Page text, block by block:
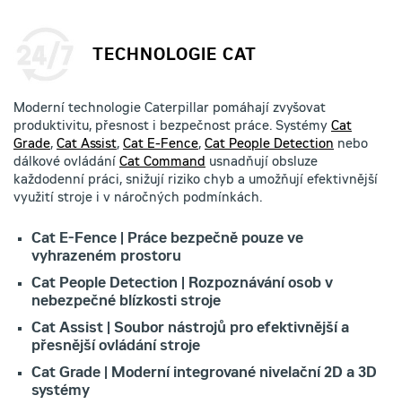
TECHNOLOGIE CAT
Moderní technologie Caterpillar pomáhají zvyšovat
produktivitu, přesnost i bezpečnost práce. Systémy Cat
Grade, Cat Assist, Cat E-Fence, Cat People Detection nebo
dálkové ovládání Cat Command usnadňují obsluze
každodenní práci, snižují riziko chyb a umožňují efektivnější
využití stroje i v náročných podmínkách.
Cat E-Fence | Práce bezpečně pouze ve
vyhrazeném prostoru
Cat People Detection | Rozpoznávání osob v
nebezpečné blízkosti stroje
Cat Assist | Soubor nástrojů pro efektivnější a
přesnější ovládání stroje
Cat Grade | Moderní integrované nivelační 2D a 3D
systémy